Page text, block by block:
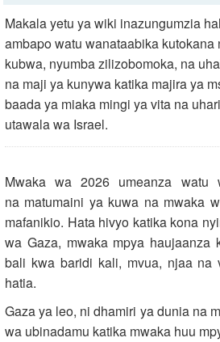
Makala yetu ya wiki inazungumzia
ambapo watu wanataabika kutokana
kubwa, nyumba zilizobomoka, na
na maji ya kunywa katika majira ya
baada ya miaka mingi ya vita na
utawala wa Israel.
Mwaka wa 2026 umeanza watu
na matumaini ya kuwa na mwaka
mafanikio. Hata hivyo katika kona
wa Gaza, mwaka mpya haujaanza
bali kwa baridi kali, mvua, njaa na
hatia.
Gaza ya leo, ni dhamiri ya dunia na
wa ubinadamu katika mwaka huu